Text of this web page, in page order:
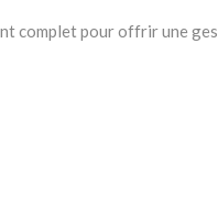
complet pour offrir une